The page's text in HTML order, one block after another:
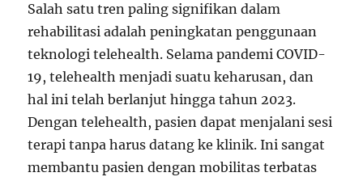
Salah satu tren paling signifikan dalam
rehabilitasi adalah peningkatan penggunaan
teknologi telehealth. Selama pandemi COVID-
19, telehealth menjadi suatu keharusan, dan
hal ini telah berlanjut hingga tahun 2023.
Dengan telehealth, pasien dapat menjalani sesi
terapi tanpa harus datang ke klinik. Ini sangat
membantu pasien dengan mobilitas terbatas